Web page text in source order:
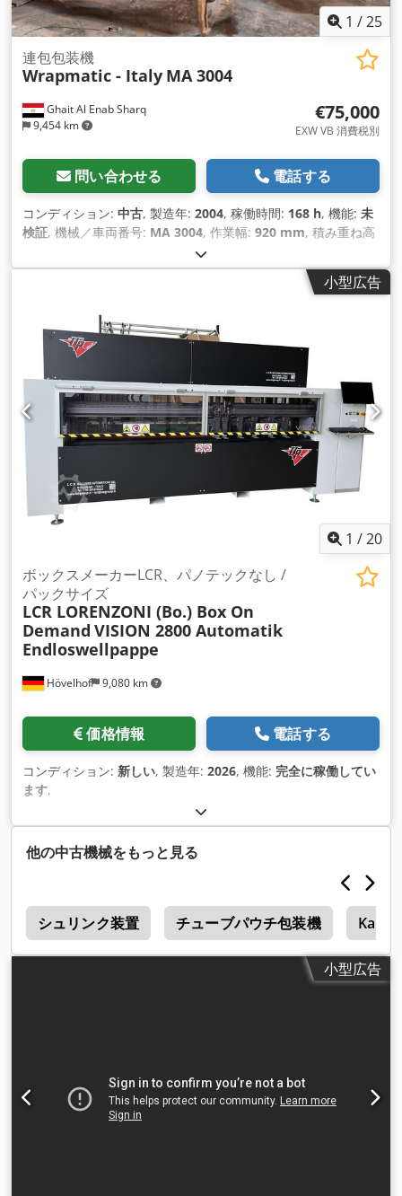
1 /25
Ghait Al Enab Sharq
9,454 km
連包包装機
Wrapmatic - Italy MA 3004
€75,000
EXW VB 消費税別
問い合わせる 電話する
コンディション: 中古, 製造年: 2004, 稼働時間: 168 h, 機能: 未
検証, 機械／車両番号: MA 3004, 作業幅: 920 mm, 積み重ね高
, 製品高さ（最大）:80 mm
制御キャビネットの長さ:100 mm, 制御キャビネットの高さ:
小型広告
1 /20
Hövelhof 9,080 km
ボックスメーカーLCR、パノテックなし /
パックサイズ
LCR LORENZONI (Bo.) Box On
Demand VISION 2800 Automatik
Endloswellpappe
価格情報 電話する
コンディション: 新しい, 製造年: 2026, 機能: 完全に稼働してい
ます,
他の中古機械をもっと見る
シュリンク装置 チューブパウチ包装機
小型広告